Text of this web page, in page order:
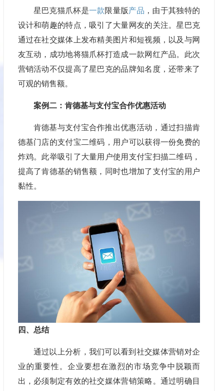
星巴克猫爪杯是一款限量版产品 ，由于其独特的
设计和萌趣的特点，吸引了大量网友的关注。星巴克
通过在社交媒体上发布精美图片和短视频，以及与网
友互动，成功地将猫爪杯打造成一款网红产品。此次
营销活动不仅提高了星巴克的品牌知名度，还带来了
可观的销售额。
案例二：肯德基与支付宝合作优惠活动
肯德基与支付宝合作推出优惠活动，通过扫描肯
德基门店的支付宝二维码，用户可以获得一份免费的
炸鸡。此举吸引了大量用户使用支付宝扫描二维码，
提高了肯德基的销售额，同时也增加了支付宝的用户
黏性。
四、总结
通过以上分析，我们可以看到社交媒体营销对企
业的重要性。企业要想在激烈的市场竞争中脱颖而
出，必须制定有效的社交媒体营销策略。通过明确目